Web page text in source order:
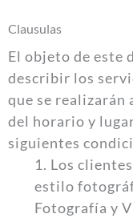
Clausulas
El objeto de este
describir los
que se
del horario y
siguientes
1. Los
estilo
Fotografía y